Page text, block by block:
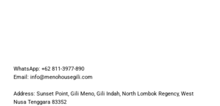
WhatsApp: +62 811-3977-890
Email: info@menohousegili.com
Address: Sunset Point, Gili Meno, Gili Indah, North Lombok Regency, West
Nusa Tenggara 83352